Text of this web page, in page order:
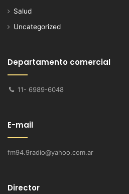
Salud
Uncategorized
Departamento comercial
11- 6989-6048
E-mail
fm94.9radio@yahoo.com.ar
Director